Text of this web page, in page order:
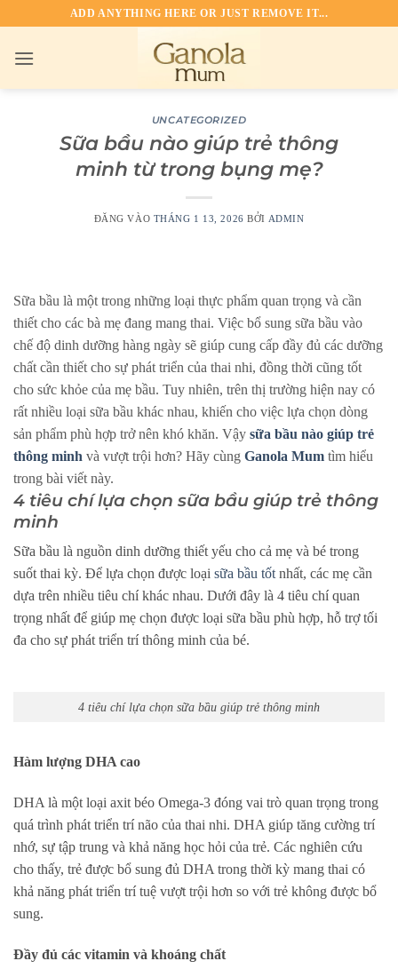
nội
ADD ANYTHING HERE OR JUST REMOVE IT...
UNCATEGORIZED
Sữa bầu nào giúp trẻ thông
minh từ trong bụng mẹ?
ĐĂNG VÀO THÁNG 1 13, 2026 BỞI ADMIN
Sữa bầu là một trong những loại thực phẩm quan trọng và cần
thiết cho các bà mẹ đang mang thai. Việc bổ sung sữa bầu vào
chế độ dinh dưỡng hàng ngày sẽ giúp cung cấp đầy đủ các dưỡng
chất cần thiết cho sự phát triển của thai nhi, đồng thời cũng tốt
cho sức khỏe của mẹ bầu. Tuy nhiên, trên thị trường hiện nay có
rất nhiều loại sữa bầu khác nhau, khiến cho việc lựa chọn dòng
sản phẩm phù hợp trở nên khó khăn. Vậy sữa bầu nào giúp trẻ
thông minh và vượt trội hơn? Hãy cùng Ganola Mum tìm hiểu
trong bài viết này.
4 tiêu chí lựa chọn sữa bầu giúp trẻ thông
minh
Sữa bầu là nguồn dinh dưỡng thiết yếu cho cả mẹ và bé trong
suốt thai kỳ. Để lựa chọn được loại sữa bầu tốt nhất, các mẹ cần
dựa trên nhiều tiêu chí khác nhau. Dưới đây là 4 tiêu chí quan
trọng nhất để giúp mẹ chọn được loại sữa bầu phù hợp, hỗ trợ tối
đa cho sự phát triển trí thông minh của bé.
4 tiêu chí lựa chọn sữa bầu giúp trẻ thông minh
Hàm lượng DHA cao
DHA là một loại axit béo Omega-3 đóng vai trò quan trọng trong
quá trình phát triển trí não của thai nhi. DHA giúp tăng cường trí
nhớ, sự tập trung và khả năng học hỏi của trẻ. Các nghiên cứu
cho thấy, trẻ được bổ sung đủ DHA trong thời kỳ mang thai có
khả năng phát triển trí tuệ vượt trội hơn so với trẻ không được bổ
sung.
Đầy đủ các vitamin và khoáng chất